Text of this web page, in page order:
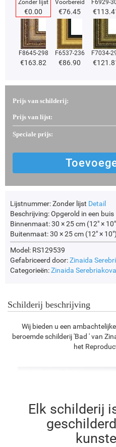
Zonder lijst
€0.00
Voorbereid
€76.45
F6929-
€
F8645-298
€163.82
F6537-236
€86.90
F7034-
€
Prijs van schilderij:
Prijs van lijst:
Speciale prijs:
Lijstnummer:Zonder lijst Detail
Beschrijving:Opgerold in een buis
Binnenmaat:30 × 25 cm (12" ×
Buitenmaat:30 × 25 cm (12" × 10")
Model: RS129539
Gefabriceerd door:Zinaida
Categorieën:Zinaida Serebriakova
Schilderij beschrijving
Wij bieden u een
beroemde schilderij 'Bad ' van
het
Elk schilderij